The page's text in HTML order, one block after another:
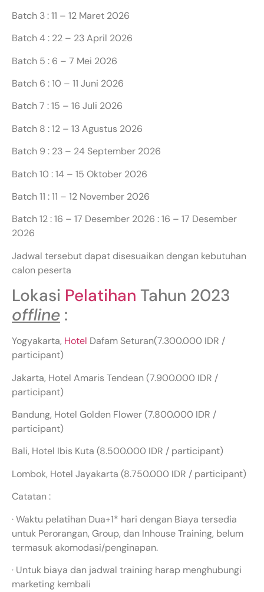
Batch 3 : 11 – 12 Maret 2026
Batch 4 : 22 – 23 April 2026
Batch 5 : 6 – 7 Mei 2026
Batch 6 : 10 – 11 Juni 2026
Batch 7 : 15 – 16 Juli 2026
Batch 8 : 12 – 13 Agustus 2026
Batch 9 : 23 – 24 September 2026
Batch 10 : 14 – 15 Oktober 2026
Batch 11 : 11 – 12 November 2026
Batch 12 : 16 – 17 Desember 2026 : 16 – 17 Desember
2026
Jadwal tersebut dapat disesuaikan dengan kebutuhan
calon peserta
Lokasi Pelatihan Tahun 2023
offline :
Yogyakarta, Hotel Dafam Seturan(7.300.000 IDR /
participant)
Jakarta, Hotel Amaris Tendean (7.900.000 IDR /
participant)
Bandung, Hotel Golden Flower (7.800.000 IDR /
participant)
Bali, Hotel Ibis Kuta (8.500.000 IDR / participant)
Lombok, Hotel Jayakarta (8.750.000 IDR / participant)
Catatan :
· Waktu pelatihan Dua+1* hari dengan Biaya tersedia
untuk Perorangan, Group, dan Inhouse Training, belum
termasuk akomodasi/penginapan.
· Untuk biaya dan jadwal training harap menghubungi
marketing kembali